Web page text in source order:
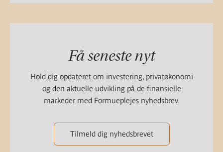
Få seneste nyt
Hold dig opdateret om investering, privatøkonomi
og den aktuelle udvikling på de finansielle
markeder med Formueplejes nyhedsbrev.
Tilmeld dig nyhedsbrevet